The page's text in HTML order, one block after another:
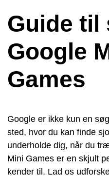
Guide til
Google
Games
Google er ikke kun en
sted, hvor du kan finde
underholde dig, når du
Mini Games er en skjult
kender til. Lad os